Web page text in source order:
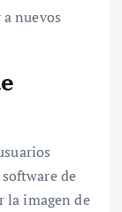
nuevos
de
la imagen de